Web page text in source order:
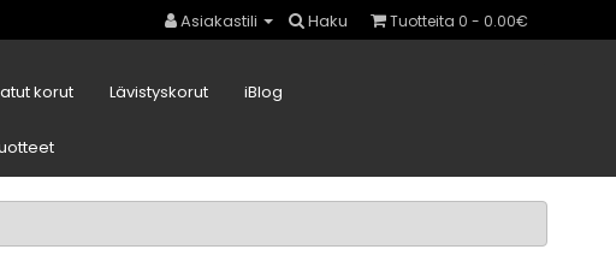
Asiakastili Haku Tuotteita 0 - 0.00€
korut Lävistyskorut iBlog